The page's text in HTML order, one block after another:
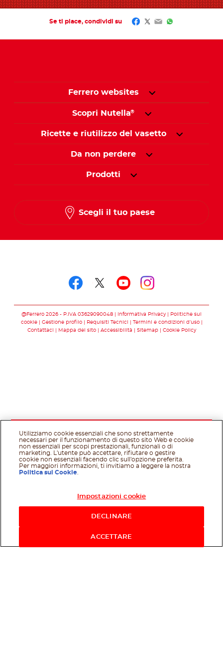
Se ti piace, condividi su Facebook
Twitter
EmailWhatsApp
Ferrero websites
Scopri Nutella®
Ricette e riutilizzo del vasetto
Da non perdere
Prodotti
Scegli il tuo paese
@Ferrero 2026 - P.IVA 03629090048 Informativa Privacy
Politiche sui
cookie
Gestione profilo Requisiti Tecnici
Termini e condizioni d’uso
Contattaci
Mappa del sito Accessibilità Sitemap Cookie Policy
Utilizziamo cookie essenziali che sono strettamente
necessari per il funzionamento di questo sito Web e cookie
non essenziali per scopi prestazionali, funzionali o di
marketing. L'utente può accettare, rifiutare o gestire
cookie non essenziali facendo clic sull'opzione preferita.
Per maggiori informazioni, ti invitiamo a leggere la nostra
Politica sui Cookie
Impostazioni cookie
DECLINARE
ACCETTARE